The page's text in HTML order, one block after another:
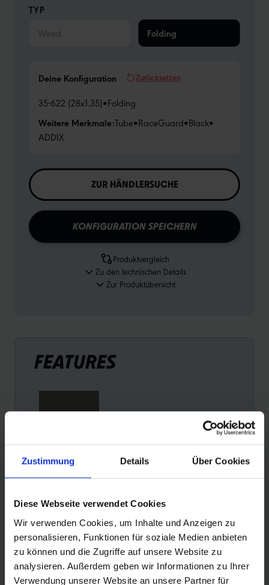
Zustimmung Details Über Cookies
Diese Webseite verwendet Cookies
Wir verwenden Cookies, um Inhalte und Anzeigen zu
personalisieren, Funktionen für soziale Medien anbieten
zu können und die Zugriffe auf unsere Website zu
analysieren. Außerdem geben wir Informationen zu Ihrer
Verwendung unserer Website an unsere Partner für
TYP
Wired Folding
Deine Konfiguration Zurücksetzen
35-622 (28x1.35)•Folding
Weitere Merkmale:Tube•RaceGuard•Black•
ADDIX
ZUR HÄNDLERSUCHE
KONFIGURATION SPEICHERN
Produktvergleich
Zu den technischen Details
Zur Produktübersicht
FEATURES
PERFORMANCE LINE